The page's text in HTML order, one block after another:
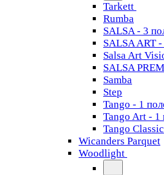
Tarkett
Rumba
SALSA - 3
SALSA ART
Salsa Art
SALSA
Samba
Step
Tango - 1
Tango Art - 1
Tango Classiс
Wicanders Parquet
Woodlight